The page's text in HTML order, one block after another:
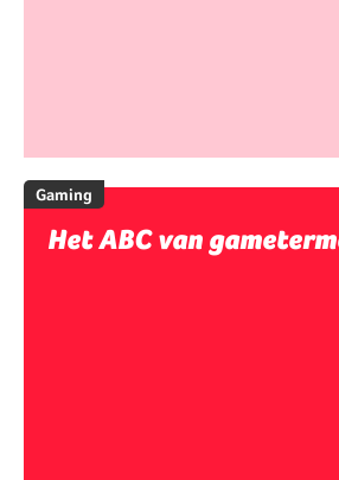
Gaming
Het ABC van